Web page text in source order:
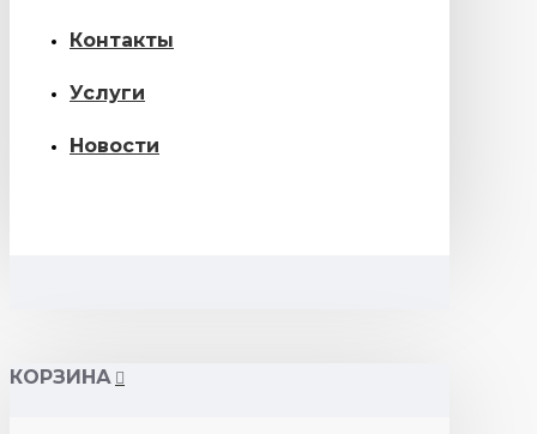
Контакты
Услуги
Новости
КОРЗИНА